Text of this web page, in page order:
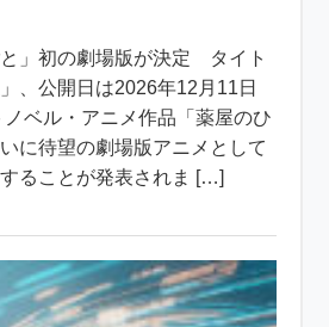
と」初の劇場版が決定 タイト
、公開日は2026年12月11日
ノベル・アニメ作品「薬屋のひ
に待望の劇場版アニメとして
ることが発表されま […]